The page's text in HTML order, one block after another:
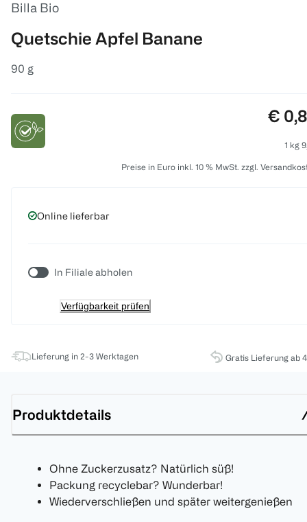
Billa Bio
Quetschie Apfel Banane
90 g
€
1 kg
Preise in Euro inkl. 10 % MwSt. zzgl.
Online lieferbar
In Filiale abholen
Verfügbarkeit prüfen
Lieferung in 2-3 Werktagen Gratis Lieferung ab
Produktdetails
Ohne Zuckerzusatz? Natürlich süß!
Packung recyclebar? Wunderbar!
Wiederverschließen und später weitergenießen